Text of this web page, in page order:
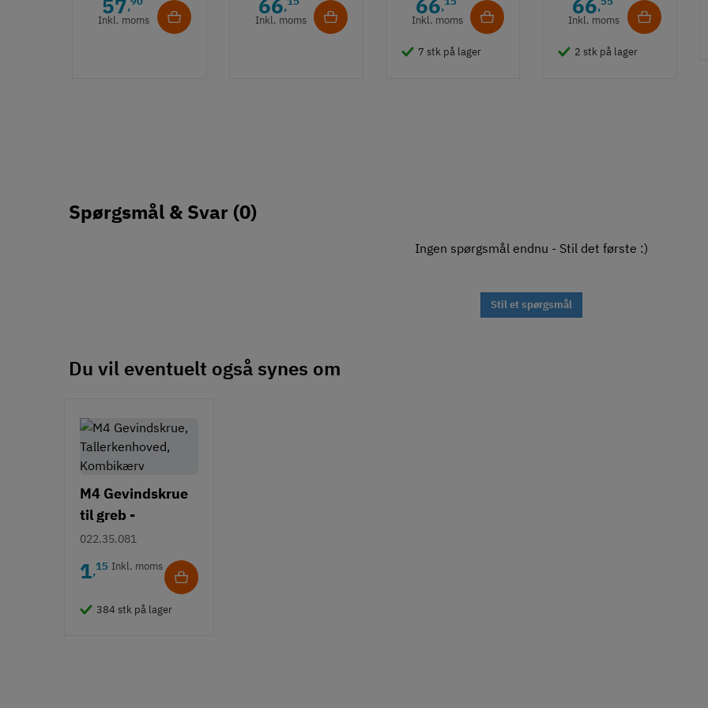
guldfarvet
57,
Inkl. moms
Bronzefarve
66,
Inkl. moms
Guldfarvet
66,
Inkl. moms
7 stk på lager
- Guldfarvet
66,
Inkl. moms
2 stk på lager
Spørgsmål & Svar (0)
Ingen spørgsmål endnu - Stil det første :)
Stil et spørgsmål
Du vil eventuelt også synes om
M4 Gevindskrue
til greb -
Tallerkenhoved -
Krydskærv
022.35.081
1,15 Inkl. moms
384 stk på lager